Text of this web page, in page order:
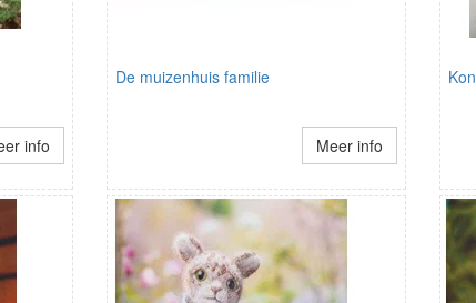
info
De muizenhuis familie
Meer info